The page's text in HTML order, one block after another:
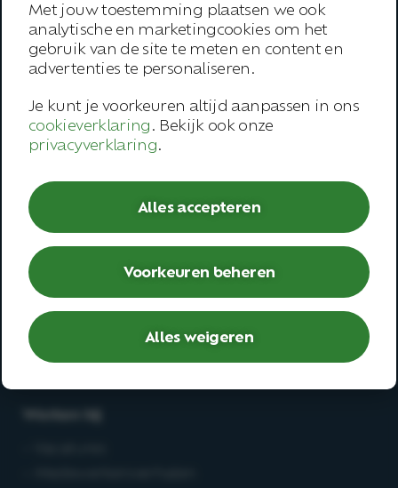
Aanbod
Over ons
Trainingen
Contact
Werknemer
– Open spreekuur
– Second opinion
– Deskundigenoordeel
Werken bij
Met jouw toestemming plaatsen we ook
analytische en marketingcookies om het
gebruik van de site te meten en content en
advertenties te personaliseren.
Je kunt je voorkeuren altijd aanpassen in ons
cookieverklaring. Bekijk ook onze
privacyverklaring.
Alles accepteren
Voorkeuren beheren
Alles weigeren